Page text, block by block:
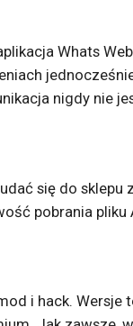
Whats Web
nigdy nie
się do sklepu z
pobrania pliku
i hack. Wersje